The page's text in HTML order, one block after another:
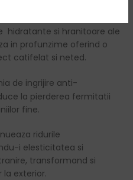
hidratante si hranitoare ale
in profunzime oferind o
catifelat si neted.
de ingrijire anti-
la pierderea fermitatii
fine.
ridurile
i elesticitatea si
transformand si
exterior.